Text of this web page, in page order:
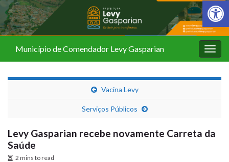
Barra de
Município de Comendador Levy Gasparian
Vacina Levy
Serviços Públicos
Levy Gasparian recebe novamente Carreta da
Saúde
2 mins to read